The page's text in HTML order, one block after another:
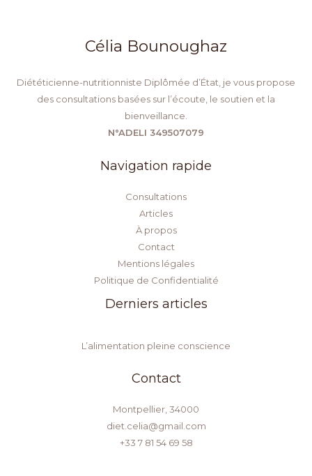
Célia Bounoughaz
Diététicienne-nutritionniste Diplômée d’État, je vous propose
des consultations basées sur l’écoute, le soutien et la
bienveillance.
N°ADELI 349507079
Navigation rapide
Consultations
Articles
À propos
Contact
Mentions légales
Politique de Confidentialité
Derniers articles
L’alimentation pleine conscience
Contact
Montpellier, 34000
diet.celia@gmail.com
+33 7 81 54 69 58